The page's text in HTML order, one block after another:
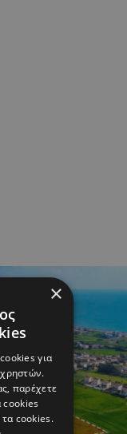
×
για
παρέχετε
cookies
cookies.